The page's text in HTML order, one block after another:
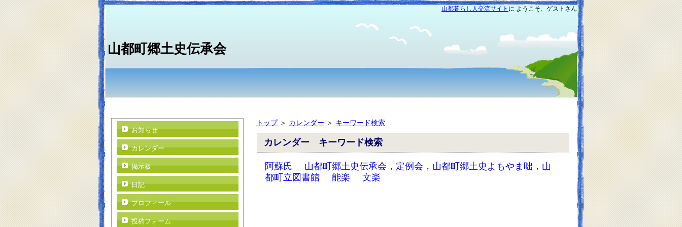
山都暮らし人交流サイト に ようこそ、ゲストさん
山都町郷土史伝承会
トップ＞ カレンダー ＞ キーワード検索
カレンダー キーワード検索
阿蘇氏
山都町郷土史伝承会，定例会，山都町郷土史よもやま咄，山
都町立図書館
能楽 文楽
お知らせ
カレンダー
掲示板
日記
プロフィール
投稿フォーム